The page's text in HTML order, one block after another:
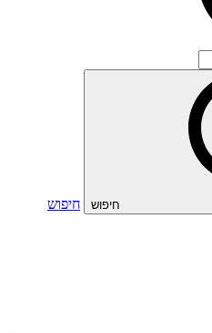
חיפוש
חיפוש